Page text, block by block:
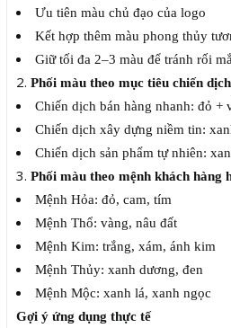
Ưu tiên màu chủ đạo của logo
Kết hợp thêm màu phong thủy
Giữ tối đa 2–3 màu để tránh rối
Phối màu theo mục tiêu chiến dịch
Chiến dịch bán hàng nhanh: đỏ +
Chiến dịch xây dựng niềm tin:
Chiến dịch sản phẩm tự nhiên:
Phối màu theo mệnh khách hàng
Mệnh Hỏa: đỏ, cam, tím
Mệnh Thổ: vàng, nâu đất
Mệnh Kim: trắng, xám, ánh kim
Mệnh Thủy: xanh dương, đen
Mệnh Mộc: xanh lá, xanh ngọc
Gợi ý ứng dụng thực tế